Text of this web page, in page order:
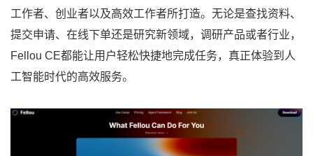
工作者、创业者以及高效工作者所打造。无论是查找资料、
提交申请、在线下单还是研究新领域，调研产品或者行业，
Fellou CE都能让用户轻松快捷地完成任务，真正体验到人
工智能时代的高效服务。